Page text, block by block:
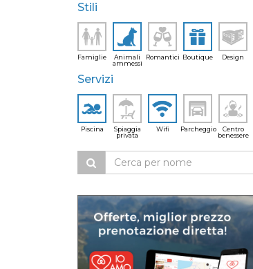
Stili
Famiglie
Animali
ammessi
Romantici Boutique Design
Servizi
Piscina
Spiaggia
privata
Wifi Parcheggio
Centro
benessere